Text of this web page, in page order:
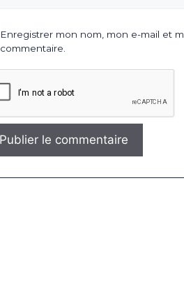
Enregistrer mon nom, mon e-mail et
commentaire.